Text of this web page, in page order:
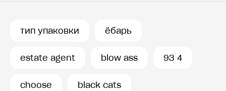
тип упаковки ёбарь
estate agent blow ass 93 4
choose black cats